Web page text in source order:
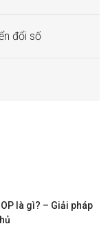
đổi số
là gì? – Giải pháp